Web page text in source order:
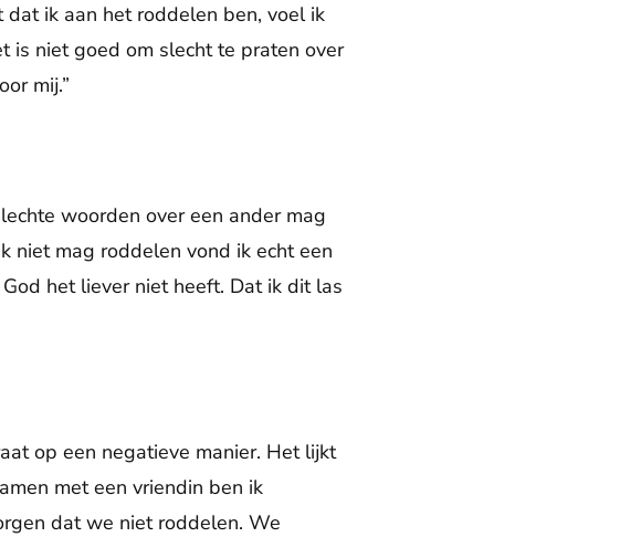
ik aan het roddelen ben, voel ik
is niet goed om slecht te praten over
mij.”
woorden over een ander mag
niet mag roddelen vond ik echt een
het liever niet heeft. Dat ik dit las
op een negatieve manier. Het lijkt
met een vriendin ben ik
dat we niet roddelen. We